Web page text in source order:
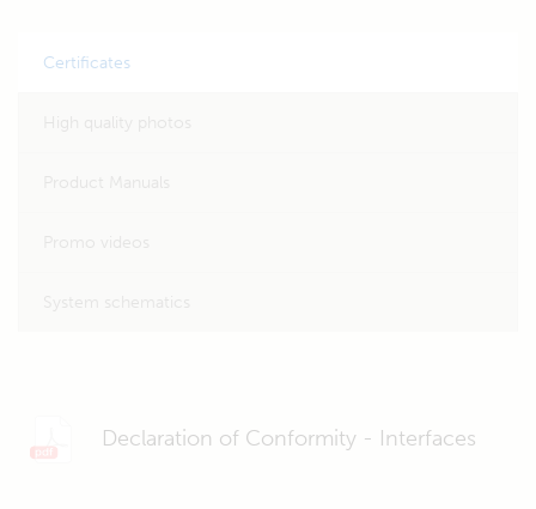
Certificates
Declaration of Conformity - Interfaces